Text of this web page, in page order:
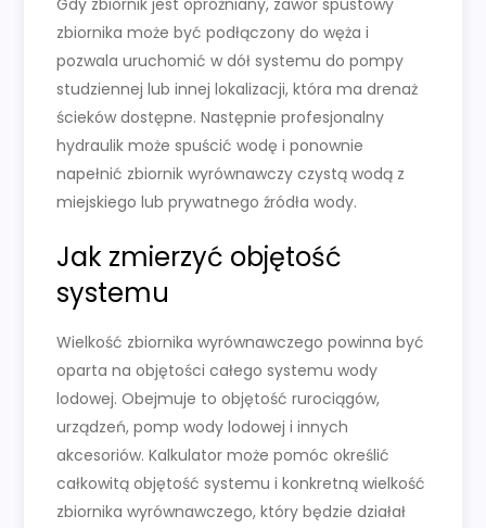
Gdy zbiornik jest opróżniany, zawór spustowy
zbiornika może być podłączony do węża i
pozwala uruchomić w dół systemu do pompy
studziennej lub innej lokalizacji, która ma drenaż
ścieków dostępne. Następnie profesjonalny
hydraulik może spuścić wodę i ponownie
napełnić zbiornik wyrównawczy czystą wodą z
miejskiego lub prywatnego źródła wody.
Jak zmierzyć objętość
systemu
Wielkość zbiornika wyrównawczego powinna być
oparta na objętości całego systemu wody
lodowej. Obejmuje to objętość rurociągów,
urządzeń, pomp wody lodowej i innych
akcesoriów. Kalkulator może pomóc określić
całkowitą objętość systemu i konkretną wielkość
zbiornika wyrównawczego, który będzie działał